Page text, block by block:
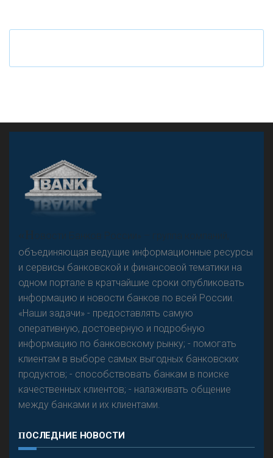
Резкого разворота на рынке автокредитов не
предвидится - «Интервью»
Что будет с наличными деньгами при цифровом
«Н
овости Банков России» – группа компаний,
объединяющая ведущие информационные ресурсы
и сервисы банковской и финансовой тематики на
одном портале в кратчайшие сроки опубликовать
информацию и новости банков по всей России.
«Наши задачи» - предоставлять самую
оперативную, достоверную и подробную
информацию по банковскому рынку; - помогать
клиентам в выборе самых выгодных банковских
продуктов; - способствовать банкам в поиске
качественных клиентов; - налаживать общение
между банками и их клиентами.
ПОСЛЕДНИЕ НОВОСТИ